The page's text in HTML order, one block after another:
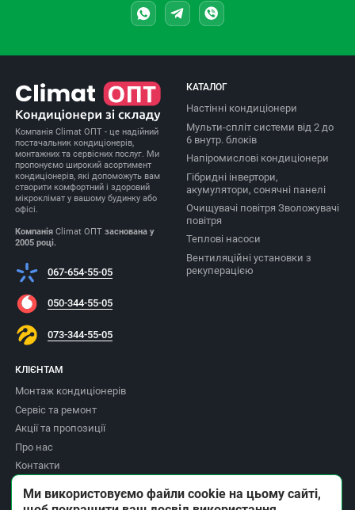
Компанія Climat ОПТ - це надійний
постачальник кондиціонерів,
монтажних та сервісних послуг. Ми
пропонуємо широкий асортимент
кондиціонерів, які допоможуть вам
створити комфортний і здоровий
мікроклімат у вашому будинку або
офісі.
Компанія Climat ОПТзаснована у
2005 році.
067-654-55-05
050-344-55-05
073-344-55-05
КАТАЛОГ
Настінні кондиціонери
Мульти-спліт системи від 2 до
6 внутр. блоків
Напіромислові кондиціонери
Гібридні інвертори,
акумулятори, сонячні панелі
Очищувачі повітря Зволожувачі
повітря
Теплові насоси
Вентиляційні установки з
рекуперацією
КЛІЄНТАМ
Монтаж кондиціонерів
Сервіс та ремонт
Акції та пропозиції
Про нас
Контакти
Повернення товару
Ми використовуємо файли cookie на цьому сайті,